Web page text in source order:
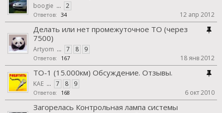
boogie ... 2
Ответов: 34 12 апр 2012
Делать или нет промежуточное ТО (через
7500)
Artyom ... 7 8 9
Ответов: 167 18 янв 2012
ТО-1 (15.000км) Обсуждение. Отзывы.
KAE ... 7 8 9
Ответов: 168 6 окт 2010
Загорелась Контрольная лампа системы